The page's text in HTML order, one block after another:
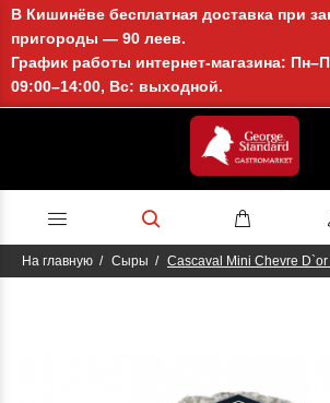
В Кишинёве бесплатная доставка при
пригороды — 90 леев.
График работы интернет-магазина:
09:00–14:00, Вс: выходной.
На главную Сыры Cascaval Mini Chevre